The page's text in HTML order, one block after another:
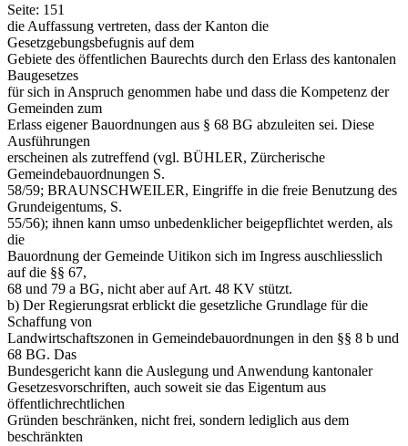
Seite: 151
die Auffassung vertreten, dass der Kanton die
Gesetzgebungsbefugnis auf dem
Gebiete des öffentlichen Baurechts durch den Erlass des kantonalen
Baugesetzes
für sich in Anspruch genommen habe und dass die Kompetenz der
Gemeinden zum
Erlass eigener Bauordnungen aus § 68 BG abzuleiten sei. Diese
Ausführungen
erscheinen als zutreffend (vgl. BÜHLER, Zürcherische
Gemeindebauordnungen S.
58/59; BRAUNSCHWEILER, Eingriffe in die freie Benutzung des
Grundeigentums, S.
55/56); ihnen kann umso unbedenklicher beigepflichtet werden, als
die
Bauordnung der Gemeinde Uitikon sich im Ingress auschliesslich
auf die §§ 67,
68 und 79 a BG, nicht aber auf Art. 48 KV stützt.
b) Der Regierungsrat erblickt die gesetzliche Grundlage für die
Schaffung von
Landwirtschaftszonen in Gemeindebauordnungen in den §§ 8 b und
68 BG. Das
Bundesgericht kann die Auslegung und Anwendung kantonaler
Gesetzesvorschriften, auch soweit sie das Eigentum aus
öffentlichrechtlichen
Gründen beschränken, nicht frei, sondern lediglich aus dem
beschränkten